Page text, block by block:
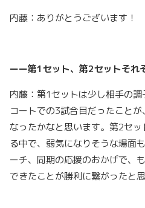
内藤：ありがとうございます！
ーー第1セット、第2セットそれ
内藤：第1セットは少し相手の
コートでの3試合目だったこと
なったかなと思います。第2セ
る中で、弱気になりそうな場面
ーチ、同期の応援のおかげで、
できたことが勝利に繋がったと思